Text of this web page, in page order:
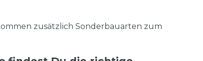
zusätzlich Sonderbauarten zum